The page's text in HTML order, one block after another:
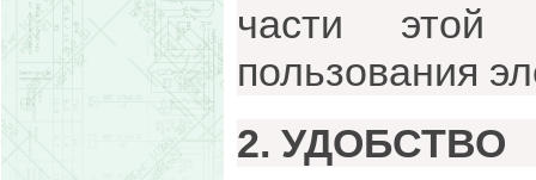
части этой
пользования
2. УДОБСТВО